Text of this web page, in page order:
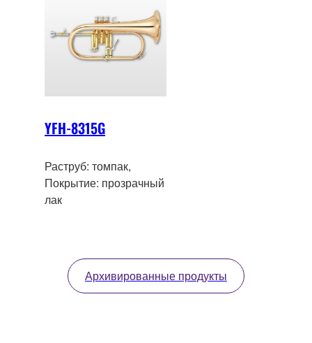
YFH-8315G
Раструб: томпак,
Покрытие: прозрачный
лак
Архивированные продукты